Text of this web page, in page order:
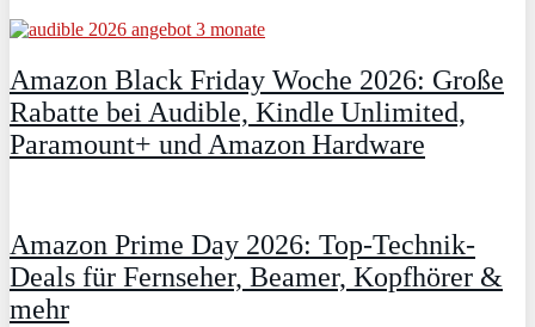
Amazon Black Friday Woche 2026: Große
Rabatte bei Audible, Kindle Unlimited,
Paramount+ und Amazon Hardware
Amazon Prime Day 2026: Top-Technik-
Deals für Fernseher, Beamer, Kopfhörer &
mehr